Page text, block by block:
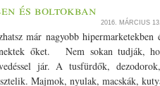
és boltokban
2016. MÁRCIUS 13.
már nagyobb hipermarketekben
őket. Nem sokan tudják,
jár. A tusfürdők,
Majmok, nyulak, macskák,